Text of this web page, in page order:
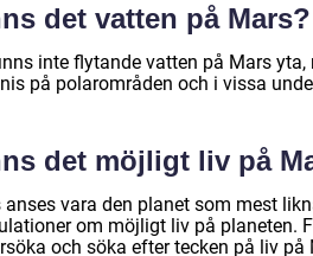
det vatten på Mars?
inte flytande vatten på Mars
på polarområden och i vissa
det möjligt liv på
anses vara den planet som mest
om möjligt liv på planeten.
och söka efter tecken på liv på